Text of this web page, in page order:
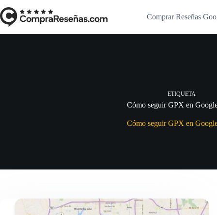
al
contenido
Comprar Reseñas
ETIQUETA
Cómo seguir GPX en
Cómo seguir GPX en